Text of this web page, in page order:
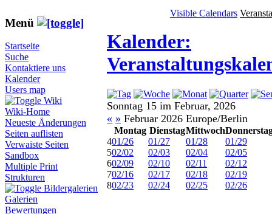
Menü
Startseite
Suche
Kontaktiere uns
Kalender
Users map
Wiki
Wiki-Home
Neueste Änderungen
Seiten auflisten
Verwaiste Seiten
Sandbox
Multiple Print
Strukturen
Bildergalerien
Galerien
Bewertungen
Visible Calendars
Kalender:
Sonntag 15 im Februar, 2026
« » Februar 2026 Europe/Berlin
Montag DienstagMittwoch
401/26 01/27 01/28
01/29
502/02 02/03 02/04
02/05
602/09 02/10 02/11
02/12
702/16 02/17 02/18
02/19
802/23 02/24 02/25 02/26